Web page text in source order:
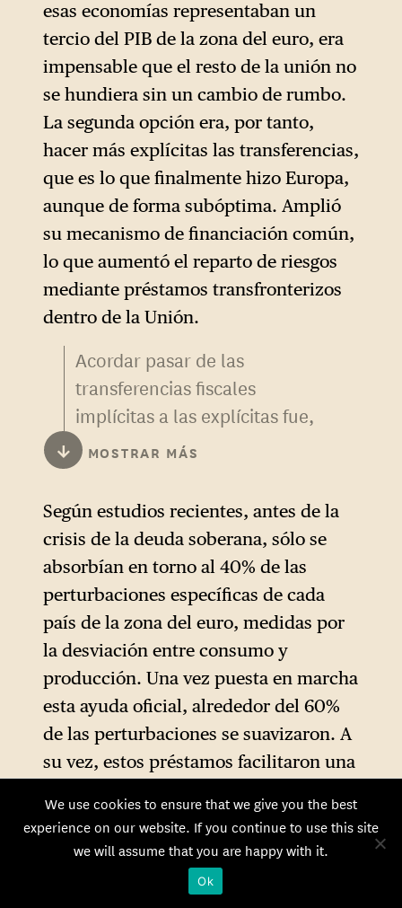
del BCE en otoño de 2011,
cuando exigió un nuevo pacto
fiscal (que finalmente tomó la
forma del TECG) a cambio de
una ronda de expansión de la
política monetaria en forma
de operaciones de
refinanciación a largo plazo.
Mario Draghi puede quejarse
del papel de la política fiscal
en el agravamiento de la crisis
del euro, pero podría haber
reconocido algunos errores
políticos personales e
institucionales en este
contexto.
esas economías representaban un
tercio del PIB de la zona del euro, era
impensable que el resto de la unión no
se hundiera sin un cambio de rumbo.
La segunda opción era, por tanto,
hacer más explícitas las transferencias,
que es lo que finalmente hizo Europa,
aunque de forma subóptima. Amplió
su mecanismo de financiación común,
lo que aumentó el reparto de riesgos
mediante préstamos transfronterizos
dentro de la Unión.
Acordar pasar de las
transferencias fiscales
implícitas a las explícitas fue,
de hecho, un elemento
importante de los esfuerzos
liderados por el FMI y el
MEDE. En realidad, estas
transferencias resultaron
insuficientes hasta que fueron
compensadas por
transferencias aún más
implícitas en forma de las
Operaciones Monetarias sobre
Valores (MTS) del BCE y,
finalmente, la relajación
cuantitativa. Las
transferencias implícitas
nunca se han abandonado y,
de hecho, siguen siendo la
forma dominante de
↓ MOSTRAR MÁS
Según estudios recientes, antes de la
crisis de la deuda soberana, sólo se
absorbían en torno al 40% de las
perturbaciones específicas de cada
país de la zona del euro, medidas por
la desviación entre consumo y
producción. Una vez puesta en marcha
esta ayuda oficial, alrededor del 60%
de las perturbaciones se suavizaron. A
su vez, estos préstamos facilitaron una
que los acreedores públicos
prorrogaron sus préstamos décadas en
el futuro a tasas de interés fijas muy
bajas, lo que con el tiempo daría lugar
We use cookies to ensure that we give you the best
experience on our website. If you continue to use this site
we will assume that you are happy with it.
Ok